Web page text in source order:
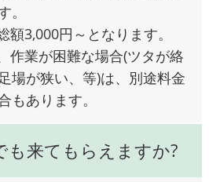
。
額3,000円～となります。
作業が困難な場合(ツタが絡
場が狭い、等)は、別途料金
もあります。
も来てもらえますか?